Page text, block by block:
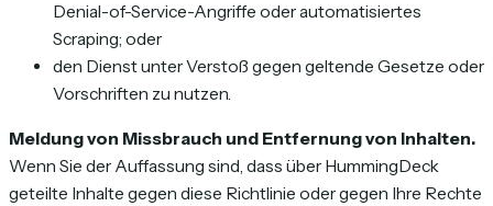
Denial-of-Service-Angriffe oder automatisiertes
Scraping; oder
den Dienst unter Verstoß gegen geltende Gesetze oder
Vorschriften zu nutzen.
Meldung von Missbrauch und Entfernung von Inhalten.
Wenn Sie der Auffassung sind, dass über HummingDeck
geteilte Inhalte gegen diese Richtlinie oder gegen Ihre Rechte